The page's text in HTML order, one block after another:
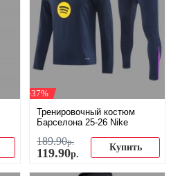
-37%
Тренировочный костюм
Барселона 25-26 Nike
189.90р.
119.90р.
Купить